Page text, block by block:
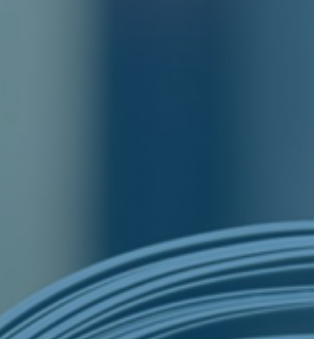
Våre tjenester
Databaser
Evalueringer
Finansielle analyser